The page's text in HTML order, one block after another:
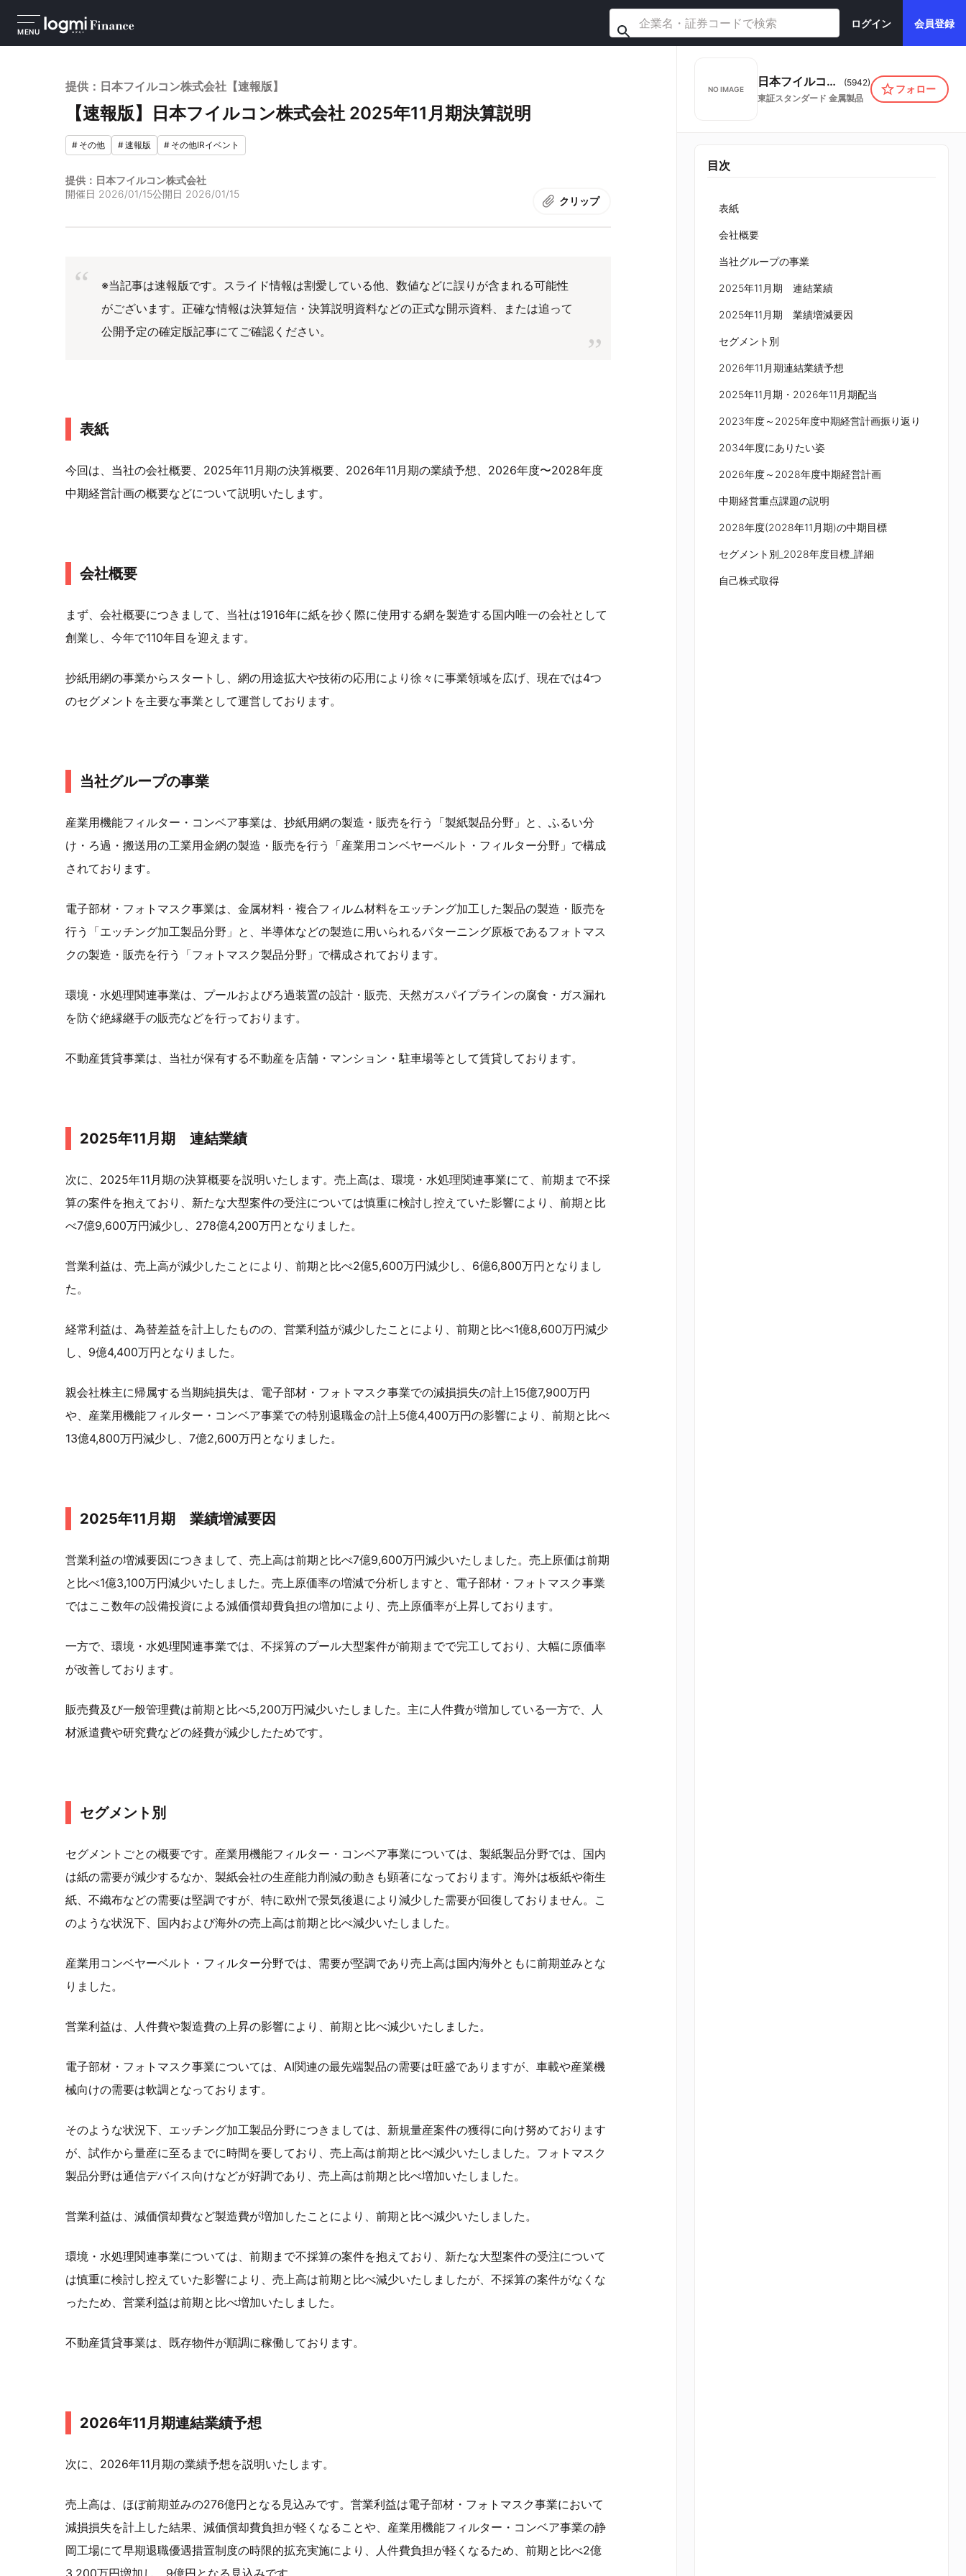
MENU
ログイン 会員登録
提供：日本フイルコン株式会社【速報版】
【速報版】日本フイルコン株式会社 2025年11月期決算説明
# その他 #速報版 # その他IRイベント
提供：日本フイルコン株式会社
開催日 2026/01/15公開日 2026/01/15
クリップ
※当記事は速報版です。スライド情報は割愛している他、数値などに誤りが含まれる可能性
がございます。正確な情報は決算短信・決算説明資料などの正式な開示資料、または追って
公開予定の確定版記事にてご確認ください。
表紙
今回は、当社の会社概要、2025年11月期の決算概要、2026年11月期の業績予想、2026年度〜2028年度
中期経営計画の概要などについて説明いたします。
会社概要
まず、会社概要につきまして、当社は1916年に紙を抄く際に使用する網を製造する国内唯一の会社として
創業し、今年で110年目を迎えます。
抄紙用網の事業からスタートし、網の用途拡大や技術の応用により徐々に事業領域を広げ、現在では4つ
のセグメントを主要な事業として運営しております。
当社グループの事業
産業用機能フィルター・コンベア事業は、抄紙用網の製造・販売を行う「製紙製品分野」と、ふるい分
け・ろ過・搬送用の工業用金網の製造・販売を行う「産業用コンベヤーベルト・フィルター分野」で構成
されております。
電子部材・フォトマスク事業は、金属材料・複合フィルム材料をエッチング加工した製品の製造・販売を
行う「エッチング加工製品分野」と、半導体などの製造に用いられるパターニング原板であるフォトマス
クの製造・販売を行う「フォトマスク製品分野」で構成されております。
環境・水処理関連事業は、プールおよびろ過装置の設計・販売、天然ガスパイプラインの腐食・ガス漏れ
を防ぐ絶縁継手の販売などを行っております。
不動産賃貸事業は、当社が保有する不動産を店舗・マンション・駐車場等として賃貸しております。
2025年11月期 連結業績
次に、2025年11月期の決算概要を説明いたします。売上高は、環境・水処理関連事業にて、前期まで不採
算の案件を抱えており、新たな大型案件の受注については慎重に検討し控えていた影響により、前期と比
べ7億9,600万円減少し、278億4,200万円となりました。
営業利益は、売上高が減少したことにより、前期と比べ2億5,600万円減少し、6億6,800万円となりまし
た。
経常利益は、為替差益を計上したものの、営業利益が減少したことにより、前期と比べ1億8,600万円減少
し、9億4,400万円となりました。
親会社株主に帰属する当期純損失は、電子部材・フォトマスク事業での減損損失の計上15億7,900万円
や、産業用機能フィルター・コンベア事業での特別退職金の計上5億4,400万円の影響により、前期と比べ
13億4,800万円減少し、7億2,600万円となりました。
2025年11月期 業績増減要因
営業利益の増減要因につきまして、売上高は前期と比べ7億9,600万円減少いたしました。売上原価は前期
と比べ1億3,100万円減少いたしました。売上原価率の増減で分析しますと、電子部材・フォトマスク事業
ではここ数年の設備投資による減価償却費負担の増加により、売上原価率が上昇しております。
一方で、環境・水処理関連事業では、不採算のプール大型案件が前期までで完工しており、大幅に原価率
が改善しております。
販売費及び一般管理費は前期と比べ5,200万円減少いたしました。主に人件費が増加している一方で、人
材派遣費や研究費などの経費が減少したためです。
セグメント別
セグメントごとの概要です。産業用機能フィルター・コンベア事業については、製紙製品分野では、国内
は紙の需要が減少するなか、製紙会社の生産能力削減の動きも顕著になっております。海外は板紙や衛生
紙、不織布などの需要は堅調ですが、特に欧州で景気後退により減少した需要が回復しておりません。こ
のような状況下、国内および海外の売上高は前期と比べ減少いたしました。
産業用コンベヤーベルト・フィルター分野では、需要が堅調であり売上高は国内海外ともに前期並みとな
りました。
営業利益は、人件費や製造費の上昇の影響により、前期と比べ減少いたしました。
電子部材・フォトマスク事業については、AI関連の最先端製品の需要は旺盛でありますが、車載や産業機
械向けの需要は軟調となっております。
そのような状況下、エッチング加工製品分野につきましては、新規量産案件の獲得に向け努めております
が、試作から量産に至るまでに時間を要しており、売上高は前期と比べ減少いたしました。フォトマスク
製品分野は通信デバイス向けなどが好調であり、売上高は前期と比べ増加いたしました。
営業利益は、減価償却費など製造費が増加したことにより、前期と比べ減少いたしました。
環境・水処理関連事業については、前期まで不採算の案件を抱えており、新たな大型案件の受注について
は慎重に検討し控えていた影響により、売上高は前期と比べ減少いたしましたが、不採算の案件がなくな
ったため、営業利益は前期と比べ増加いたしました。
不動産賃貸事業は、既存物件が順調に稼働しております。
2026年11月期連結業績予想
次に、2026年11月期の業績予想を説明いたします。
売上高は、ほぼ前期並みの276億円となる見込みです。営業利益は電子部材・フォトマスク事業において
減損損失を計上した結果、減価償却費負担が軽くなることや、産業用機能フィルター・コンベア事業の静
岡工場にて早期退職優遇措置制度の時限的拡充実施により、人件費負担が軽くなるため、前期と比べ2億
3,200万円増加し、9億円となる見込みです。
NO IMAGE
日本フイルコン株式会社 (5942)
東証スタンダード 金属製品
フォロー
目次
表紙
会社概要
当社グループの事業
2025年11月期 連結業績
2025年11月期 業績増減要因
セグメント別
2026年11月期連結業績予想
2025年11月期・2026年11月期配当
2023年度～2025年度中期経営計画振り返り
2034年度にありたい姿
2026年度～2028年度中期経営計画
中期経営重点課題の説明
2028年度(2028年11月期)の中期目標
セグメント別_2028年度目標_詳細
自己株式取得